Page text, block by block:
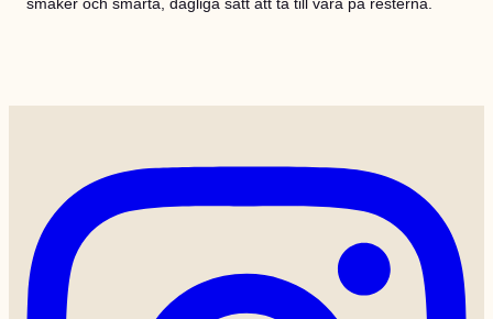
smaker och smarta, dagliga sätt att ta till vara på resterna.